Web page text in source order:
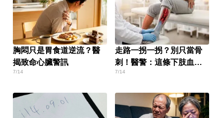
胸悶只是胃食道逆流？醫
揭致命心臟警訊
7/14
走路一拐一拐？別只當骨
刺！醫警：這條下肢血管
堵塞恐截肢！
7/14